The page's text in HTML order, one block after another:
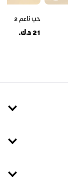
حب ناعم 2
21 د.ك.